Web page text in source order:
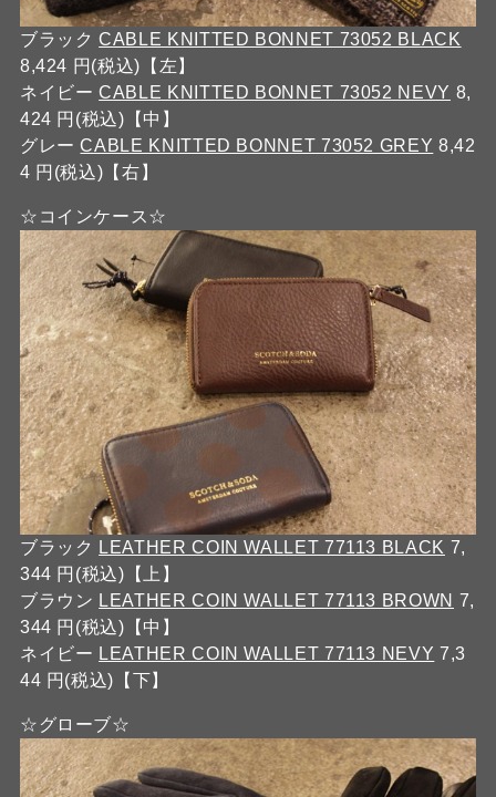
ブラックCABLE KNITTED BONNET 73052 BLACK
8,424 円(税込)【左】
ネイビーCABLE KNITTED BONNET 73052 NEVY 8,
424 円(税込)【中】
グレーCABLE KNITTED BONNET 73052 GREY 8,42
4 円(税込)【右】
☆コインケース☆
ブラック LEATHER COIN WALLET 77113 BLACK 7,
344 円(税込)【上】
ブラウン LEATHER COIN WALLET 77113 BROWN 7,
344 円(税込)【中】
ネイビー LEATHER COIN WALLET 77113 NEVY 7,3
44 円(税込)【下】
☆グローブ☆